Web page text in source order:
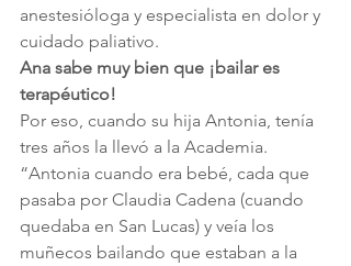
anestesióloga y especialista en dolor y
cuidado paliativo.
Ana sabe muy bien que ¡bailar es
terapéutico!
Por eso, cuando su hija Antonia, tenía
tres años la llevó a la Academia.
“Antonia cuando era bebé, cada que
pasaba por Claudia Cadena (cuando
quedaba en San Lucas) y veía los
muñecos bailando que estaban a la